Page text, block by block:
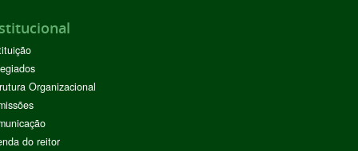
Organizacional
do reitor